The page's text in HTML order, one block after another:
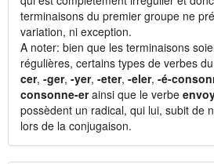
terminaisons du premier groupe ne
variation, ni exception.
A noter: bien que les terminaisons
régulières, certains types de verbes
cer, -ger, -yer, -eter, -eler, -é-
consonne-erainsi que le verbe
possèdent un radical, qui lui, subit de
lors de la conjugaison.